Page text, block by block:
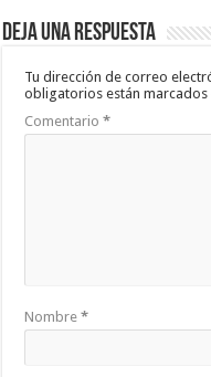
Deja una respuesta
Tu dirección de correo
obligatorios están
Comentario*
Nombre*